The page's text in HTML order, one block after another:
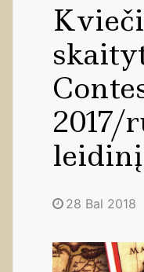
2017/
leidinį
28 Bal 2018